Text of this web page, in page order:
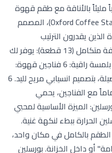
بالأناقة مع طقم قهوة
أكسفورد المنظم (Oxford Coffee Station - 13 Pcs)، المصمم
يقدرون الترتيب
والفخامة في آن واحد. طقم ضيافة متكامل (13 قطعة): يوفر لك
كل ما تحتاجينه لاستقبال ضيوفك بلمسة راقية: 6 فناجين قهوة:
مقاس مثالي للقهوة التركية الأصيلة، بتصميم انسيابي مريح لليد. 6
مع الفناجين، يحمي
الميزة الأساسية لمحبي
الحرارة ببطء لنكهة غنية.
بالكامل في مكان واحد،
أو داخل الخزانة. بورسلين